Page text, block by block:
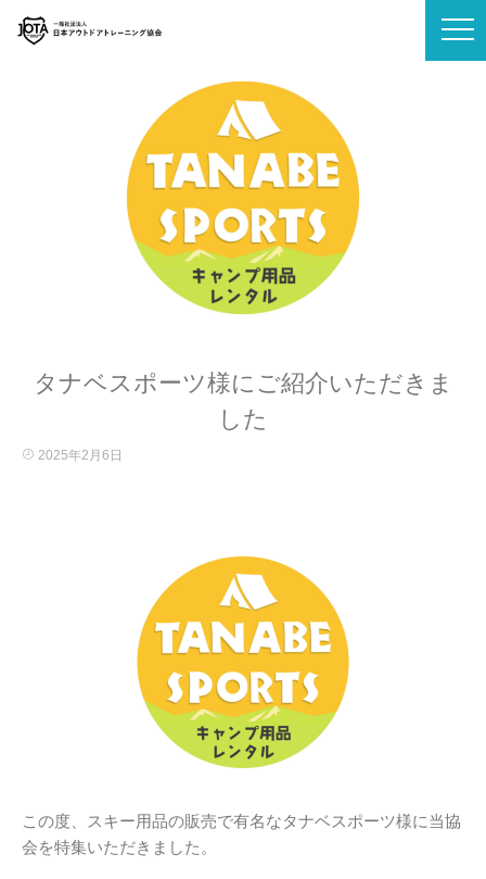
タナベスポーツ様にご紹介いただきま
した
2025年2月6日
この度、スキー用品の販売で有名なタナベスポーツ様に当協
会を特集いただきました。